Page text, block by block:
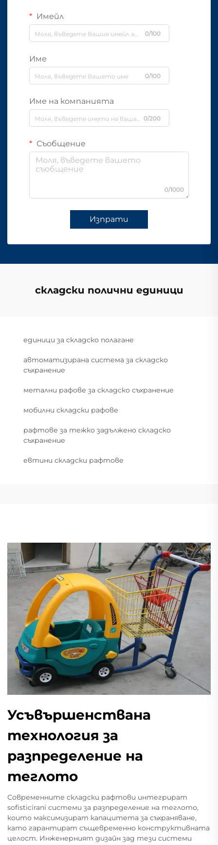
Имейл
0/100
Име
0/100
Име на компанията
0/200
Съобщение
0/1000
Изпрати
складски полични единици
единици за складско полагане
автоматизирана система за складско
съхранение
метални рафове за складско съхранение
мобилни складски рафове
рафтове за тежко задължено складско
съхранение
евтини складски рафтове
Усъвършенствана
технология за
разпределение на
теглото
Современните складски рафтови интегрират
sofisticirani системи за разпределение на теглото,
които максимизират капацитета за съхраняване,
като гарантират същевременно конструктивната
целост. Инженерният дизайн зад тези системи